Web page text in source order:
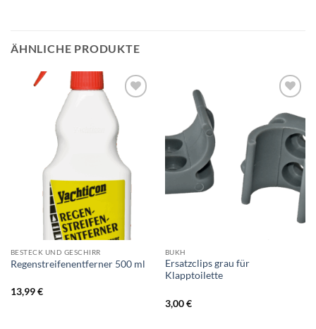
ÄHNLICHE PRODUKTE
BESTECK UND GESCHIRR
Regenstreifenentferner 500 ml
13,99€
BUKH
Ersatzclips grau für
Klapptoilette
3,00€